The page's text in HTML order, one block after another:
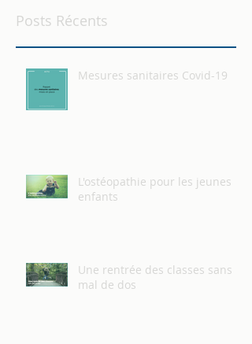
Posts Récents
Mesures sanitaires Covid-19
L'ostéopathie pour les jeunes
enfants
Une rentrée des classes sans
mal de dos